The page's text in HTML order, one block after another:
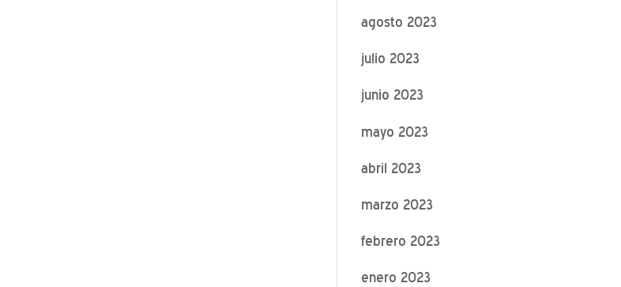
agosto 2023
julio 2023
junio 2023
mayo 2023
abril 2023
marzo 2023
febrero 2023
enero 2023